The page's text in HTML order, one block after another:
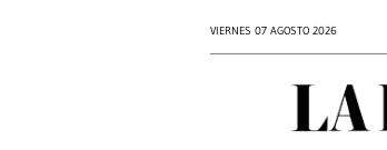
VIERNES 07 AGOSTO 2026